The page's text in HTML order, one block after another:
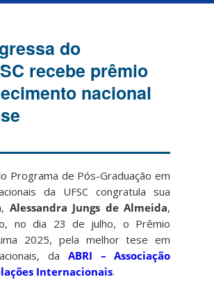
do
recebe prêmio
nacional
Programa de Pós-Graduação em
da UFSC congratula sua
Alessandra Jungs de Almeida,
no dia 23 de julho, o Prêmio
2025, pela melhor tese em
da ABRI – Associação
Internacionais.